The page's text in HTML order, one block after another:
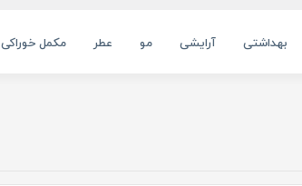
بهداشتی آرایشی مو عطر مکمل خوراکی